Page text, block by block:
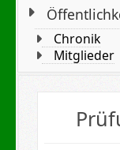
Chronik
Mitglieder